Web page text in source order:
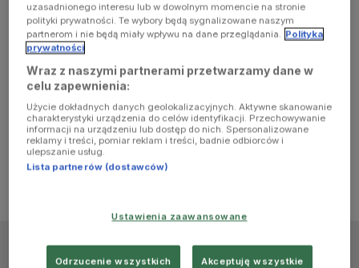
browser
console for
more
information)
uzasadnionego interesu lub w dowolnym momencie na stronie
polityki prywatności. Te wybory będą sygnalizowane naszym
partnerom i nie będą miały wpływu na dane przeglądania. Polityka
prywatności
Wraz z naszymi partnerami przetwarzamy dane w
celu zapewnienia:
Użycie dokładnych danych geolokalizacyjnych. Aktywne skanowanie
charakterystyki urządzenia do celów identyfikacji. Przechowywanie
informacji na urządzeniu lub dostęp do nich. Spersonalizowane
reklamy i treści, pomiar reklam i treści, badnie odbiorców i
ulepszanie usług.
Lista partnerów (dostawców)
Ustawienia zaawansowane
Odrzucenie wszystkich Akceptuję wszystkie